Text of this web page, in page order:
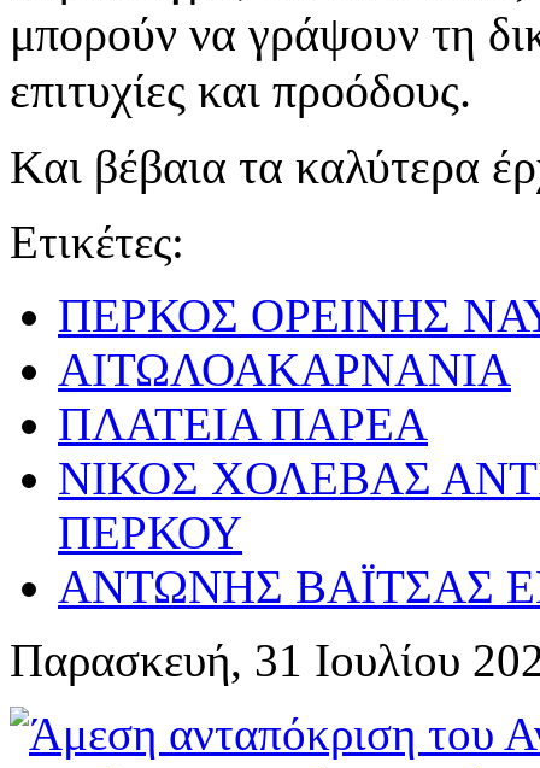
μπορούν να γράψουν τη
επιτυχίες και προόδους.
Και βέβαια τα καλύτερα
Ετικέτες:
ΠΕΡΚΟΣ ΟΡΕΙΝΗΣ
ΑΙΤΩΛΟΑΚΑΡΝΑΝΙΑ
ΠΛΑΤΕΙΑ ΠΑΡΕΑ
ΝΙΚΟΣ ΧΟΛΕΒΑΣ
ΠΕΡΚΟΥ
ΑΝΤΩΝΗΣ ΒΑΪΤΣΑΣ
Παρασκευή, 31 Ιουλίου